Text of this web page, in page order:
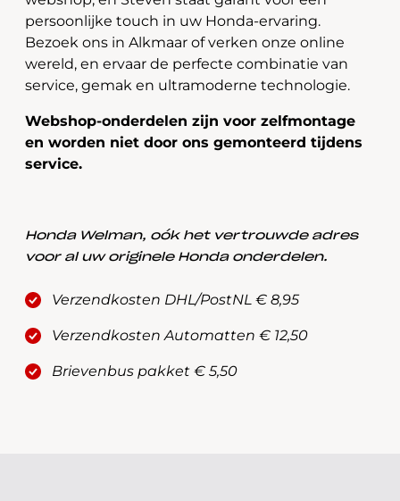
persoonlijke touch in uw Honda-ervaring.
Bezoek ons in Alkmaar of verken onze online
wereld, en ervaar de perfecte combinatie van
service, gemak en ultramoderne technologie.
Webshop-onderdelen zijn voor zelfmontage
en worden niet door ons gemonteerd tijdens
service.
Honda Welman, oók het vertrouwde adres
voor al uw originele Honda onderdelen.
Verzendkosten DHL/PostNL € 8,95
Verzendkosten Automatten € 12,50
Brievenbus pakket € 5,50